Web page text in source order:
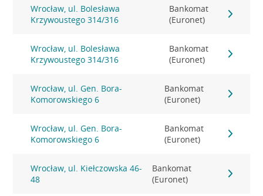
Wrocław, ul. Bolesława
Krzywoustego 314/316
Bankomat
(Euronet)
Wrocław, ul. Bolesława
Krzywoustego 314/316
Bankomat
(Euronet)
Wrocław, ul. Gen. Bora-
Komorowskiego 6
Bankomat
(Euronet)
Wrocław, ul. Gen. Bora-
Komorowskiego 6
Bankomat
(Euronet)
Wrocław, ul. Kiełczowska 46-
48
Bankomat
(Euronet)